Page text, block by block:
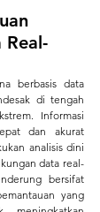
Real-
di tengah
Informasi
dan akurat
analisis dini
data real-
bersifat
yang